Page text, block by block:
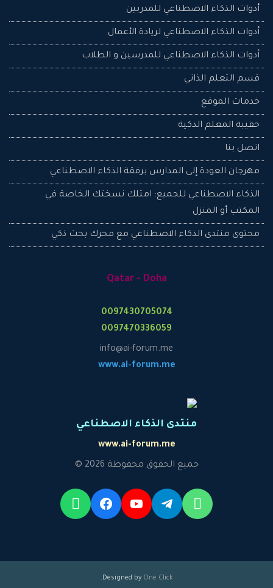
أدوات الذكاء الاصطناعي للمدربين
أدوات الذكاء الاصطناعي لريادة الأعمال
أدوات الذكاء الاصطناعي للمدرسين و الطلاب
قسم التعلم الذاتي
خدمات الموقع
حقيبة المعلم الذكية
اتصل بنا
مهرجان العودة إلى المدارس برفقة الذكاء الاصطناعي
الذكاء الاصطناعي للجميع: امتلك نسختك الخاصة في
المكتب أو المنزل
محتوى منتدى الذكاء الاصطناعي مع محرك بحث ذكي
Qatar - Doha
0097430705074
0097470336059
info@ai-forum.me
www.ai-forum.me
منتدى الذكاء الاصطناعي
www.ai-forum.me
جميع الحقوق محفوظة 2026 ©
Designed by One Click
.